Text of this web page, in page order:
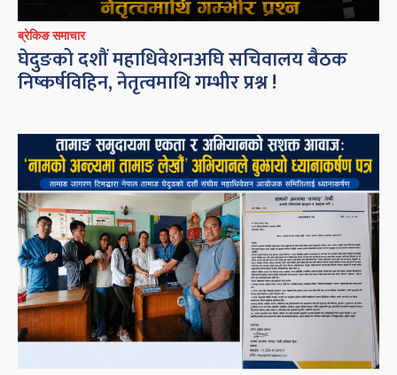
ब्रेकिङ समाचार
घेदुङको दशौं महाधिवेशनअघि सचिवालय बैठक
निष्कर्षविहिन, नेतृत्वमाथि गम्भीर प्रश्न !